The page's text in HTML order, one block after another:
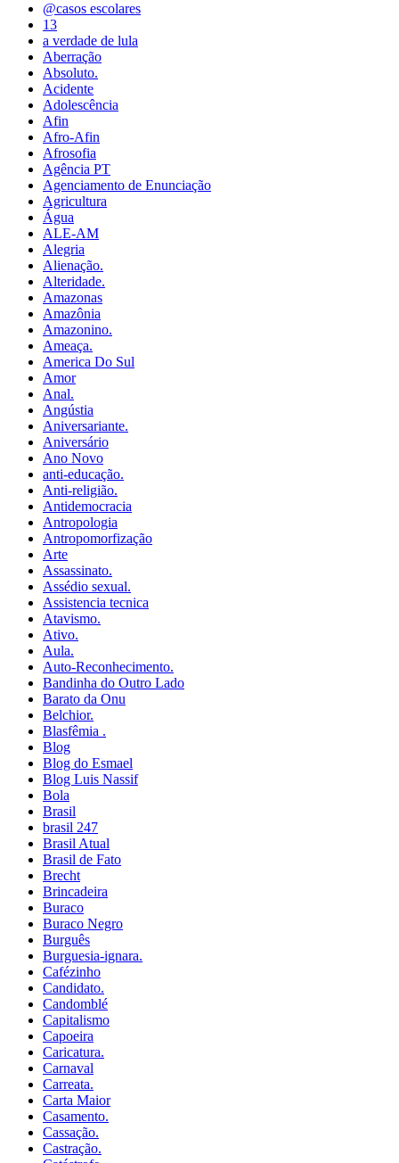
@casos escolares
13
a verdade de lula
Aberração
Absoluto.
Acidente
Adolescência
Afin
Afro-Afin
Afrosofia
Agência PT
Agenciamento de Enunciação
Agricultura
Água
ALE-AM
Alegria
Alienação.
Alteridade.
Amazonas
Amazônia
Amazonino.
Ameaça.
America Do Sul
Amor
Anal.
Angústia
Aniversariante.
Aniversário
Ano Novo
anti-educação.
Anti-religião.
Antidemocracia
Antropologia
Antropomorfização
Arte
Assassinato.
Assédio sexual.
Assistencia tecnica
Atavismo.
Ativo.
Aula.
Auto-Reconhecimento.
Bandinha do Outro Lado
Barato da Onu
Belchior.
Blasfêmia .
Blog
Blog do Esmael
Blog Luis Nassif
Bola
Brasil
brasil 247
Brasil Atual
Brasil de Fato
Brecht
Brincadeira
Buraco
Buraco Negro
Burguês
Burguesia-ignara.
Cafézinho
Candidato.
Candomblé
Capitalismo
Capoeira
Caricatura.
Carnaval
Carreata.
Carta Maior
Casamento.
Cassação.
Castração.